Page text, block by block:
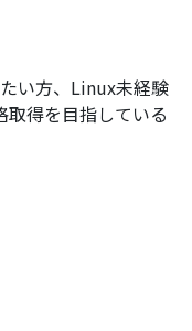
い方、Linux未経験
取得を目指している